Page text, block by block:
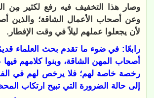
وصار هذا التخفيف فيه رفع لكثير مِن
وعن أصحاب الأعمال الشاقة؛ والذين
لأن يجعلوا عملهم ليلاً في وقت الإفطار.
رابعًا: في ضوء ما تقدم بحث العلماء
أصحاب المهن الشاقة، وبنوا كلامهم
رخصة خاصة لهم؛ فلا يرخص لهم في
إلى حالة الضرورة التي تبيح ارتكاب